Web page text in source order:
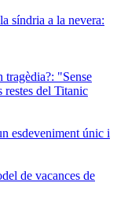
síndria a la nevera:
tragèdia?: "Sense
del Titanic
esdeveniment únic i
de vacances de